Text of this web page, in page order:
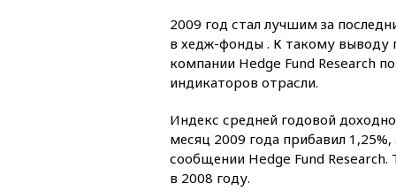
2009 год стал лучшим за
в хедж-фонды . К такому выводу
компании Hedge Fund Research
индикаторов отрасли.
Индекс средней годовой
месяц 2009 года прибавил
сообщении Hedge Fund Research.
в 2008 году.